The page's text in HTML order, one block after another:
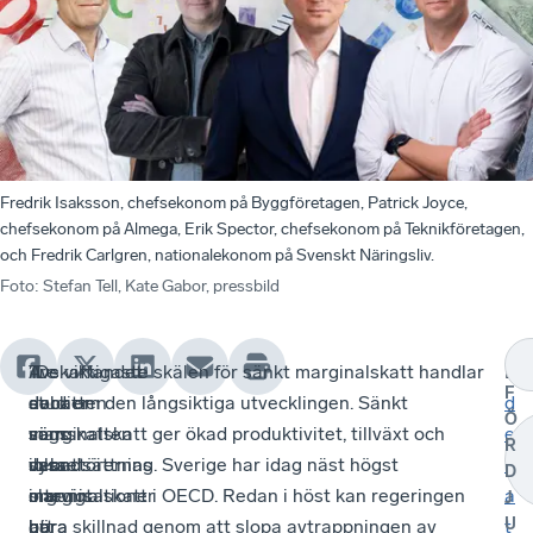
Fredrik Isaksson, chefsekonom på Byggföretagen, Patrick Joyce,
chefsekonom på Almega, Erik Spector, chefsekonom på Teknikföretagen,
och Fredrik Carlgren, nationalekonom på Svenskt Näringsliv.
Foto: Stefan Tell, Kate Gabor, pressbild
Avskaffandet
av
värnskatten
vara
inte
bara
”I
debatten
sägs
ibland
slarvigt
att
Tre
studier
som
debattörernas
organisationer
har
”De viktigaste skälen för sänkt marginalskatt handlar
dock om den långsiktiga utvecklingen. Sänkt
marginalskatt ger ökad produktivitet, tillväxt och
sysselsättning. Sverige har idag näst högst
marginalskatt i OECD. Redan i höst kan regeringen
göra skillnad genom att slopa avtrappningen av
d
e
b
a
t
F
Ö
R
D
J
U